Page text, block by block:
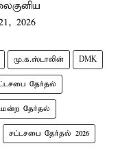
2026
மு.க.ஸ்டாலின் DMK
தேர்தல்
தேர்தல்
சட்டசபை தேர்தல் 2026